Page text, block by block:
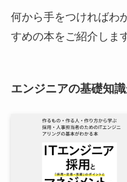
何から手をつければわ
すめの本をご紹介しま
エンジニアの基礎知